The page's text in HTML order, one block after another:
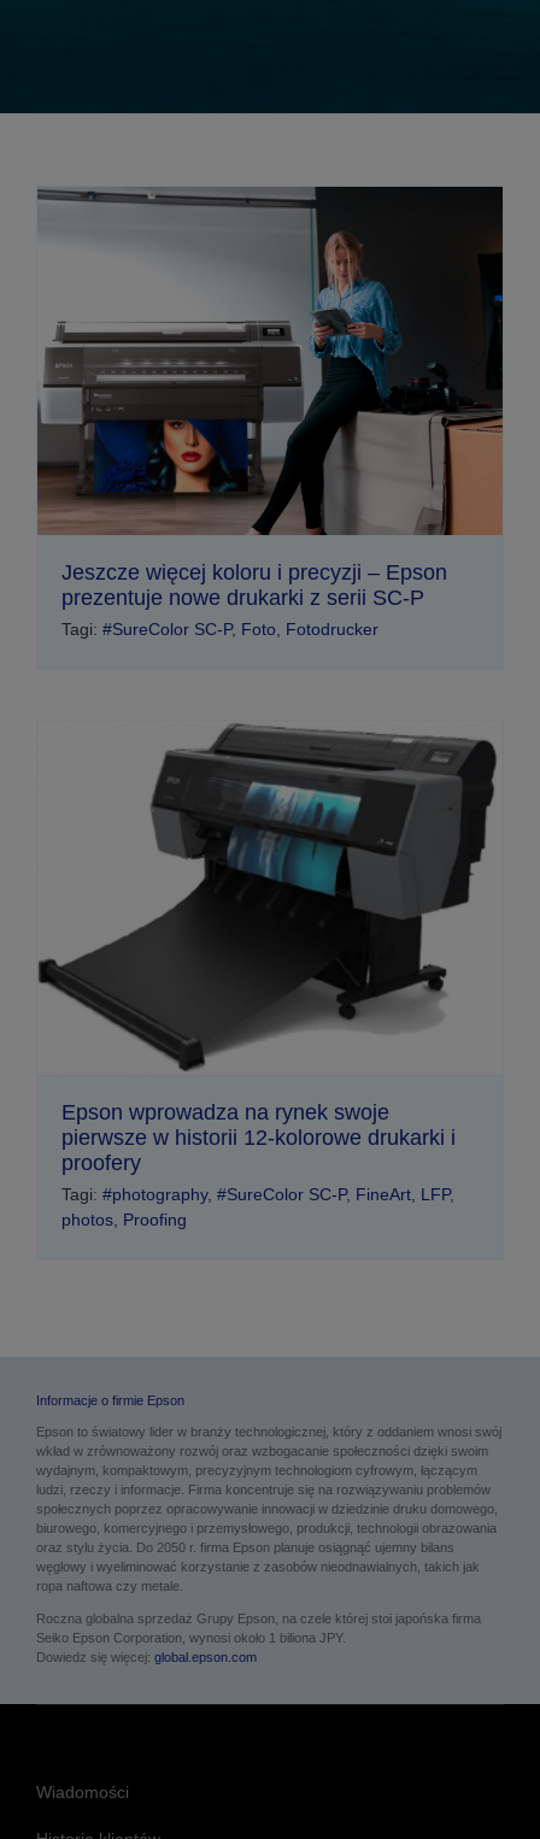
Jeszcze więcej koloru i precyzji – Epson
prezentuje nowe drukarki z serii SC-P
Tagi: #SureColor SC-P, Foto, Fotodrucker
Epson wprowadza na rynek swoje
pierwsze w historii 12-kolorowe drukarki i
proofery
Tagi: #photography, #SureColor SC-P, FineArt LFP,
photos Proofing
Informacje o firmie Epson
Epson to światowy lider w branży technologicznej, który z oddaniem wnosi swój
wkład w zrównoważony rozwój oraz wzbogacanie społeczności dzięki swoim
wydajnym, kompaktowym, precyzyjnym technologiom cyfrowym, łączącym
ludzi, rzeczy i informacje. Firma koncentruje się na rozwiązywaniu problemów
społecznych poprzez opracowywanie innowacji w dziedzinie druku domowego,
biurowego, komercyjnego i przemysłowego, produkcji, technologii obrazowania
oraz stylu życia. Do 2050 r. firma Epson planuje osiągnąć ujemny bilans
węglowy i wyeliminować korzystanie z zasobów nieodnawialnych, takich jak
ropa naftowa czy metale.
Roczna globalna sprzedaż Grupy Epson, na czele której stoi japońska firma
Seiko Epson Corporation, wynosi około 1 biliona JPY.
Dowiedz się więcej: global.epson.com
Wiadomości